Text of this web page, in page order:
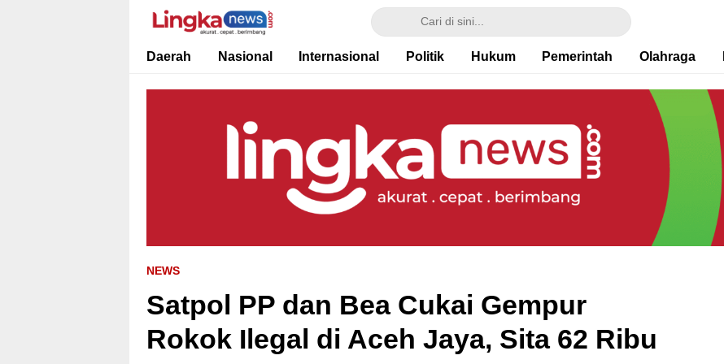
Lingkanews
Akurat. Cepat & Berimbang
Daerah Nasional Internasional Politik Hukum Pemerintah Olahraga
NEWS
Satpol PP dan Bea Cukai Gempur
Rokok Ilegal di Aceh Jaya, Sita 62 Ribu